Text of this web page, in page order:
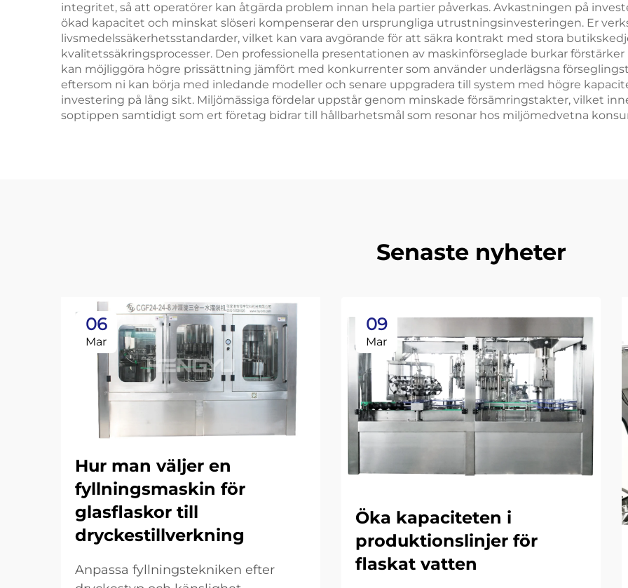
integritet, så att operatörer kan åtgärda problem innan hela partier påverkas. Avkastningen på
ökad kapacitet och minskat slöseri kompenserar den ursprungliga utrustningsinvesteringen. Er
livsmedelssäkerhetsstandarder, vilket kan vara avgörande för att säkra kontrakt med stora
kvalitetssäkringsprocesser. Den professionella presentationen av maskinförseglade burkar
kan möjliggöra högre prissättning jämfört med konkurrenter som använder underlägsna
eftersom ni kan börja med inledande modeller och senare uppgradera till system med högre
investering på lång sikt. Miljömässiga fördelar uppstår genom minskade försämringstakter, vilket
soptippen samtidigt som ert företag bidrar till hållbarhetsmål som resonar hos miljömedvetna
Senaste nyheter
06
Mar
Hur man väljer en
fyllningsmaskin för
glasflaskor till
dryckestillverkning
Anpassa fyllningstekniken efter
09
Mar
Öka kapaciteten i
produktionslinjer för
flaskat vatten